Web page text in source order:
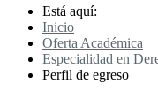
Está aquí:
Inicio
Oferta Académica
Especialidad en
Perfil de egreso